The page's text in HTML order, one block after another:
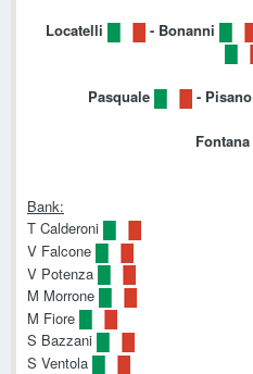
Locatelli - Bonanni
Pasquale - Pisano
Fontana
Bank:
T Calderoni
V Falcone
V Potenza
M Morrone
M Fiore
S Bazzani
S Ventola